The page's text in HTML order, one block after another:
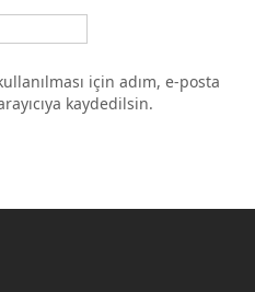
için adım, e-posta
kaydedilsin.